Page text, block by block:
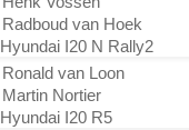
Radboud van Hoek
Hyundai I20 N Rally2
Ronald van Loon
Martin Nortier
Hyundai I20 R5